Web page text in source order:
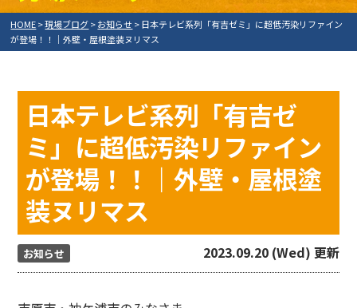
HOME>現場ブログ>お知らせ >日本テレビ系列「有吉ゼミ」に超低汚染リファイン
が登場！！｜外壁・屋根塗装ヌリマス
日本テレビ系列「有吉ゼ
ミ」に超低汚染リファイン
が登場！！｜外壁・屋根塗
装ヌリマス
お知らせ 2023.09.20 (Wed) 更新